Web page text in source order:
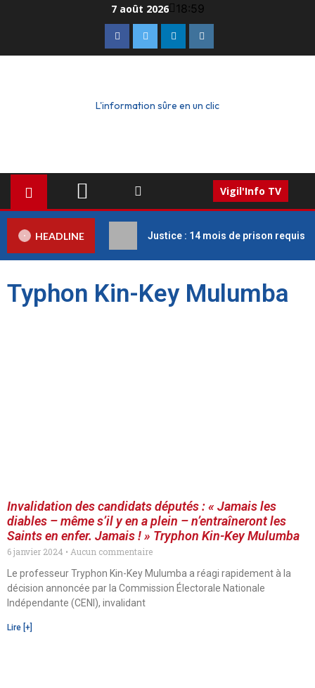
7 août 2026 18:59
L'information sûre en un clic
Vigil'Info TV
HEADLINE Justice : 14 mois de prison requis
Typhon Kin-Key Mulumba
Invalidation des candidats députés : « Jamais les
diables – même s’il y en a plein – n’entraîneront les
Saints en enfer. Jamais ! » Tryphon Kin-Key Mulumba
6 janvier 2024
Aucun commentaire
Le professeur Tryphon Kin-Key Mulumba a réagi rapidement à la
décision annoncée par la Commission Électorale Nationale
Indépendante (CENI), invalidant
Lire [+]